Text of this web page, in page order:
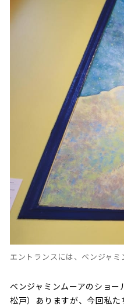
エントランスには、ベンジャミ
ベンジャミンムーアのショ
松戸）ありますが、今回私